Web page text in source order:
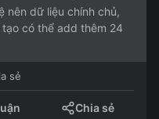
nên dữ liệu chính chủ,
có thể add thêm 24
sẻ
Chia sẻ